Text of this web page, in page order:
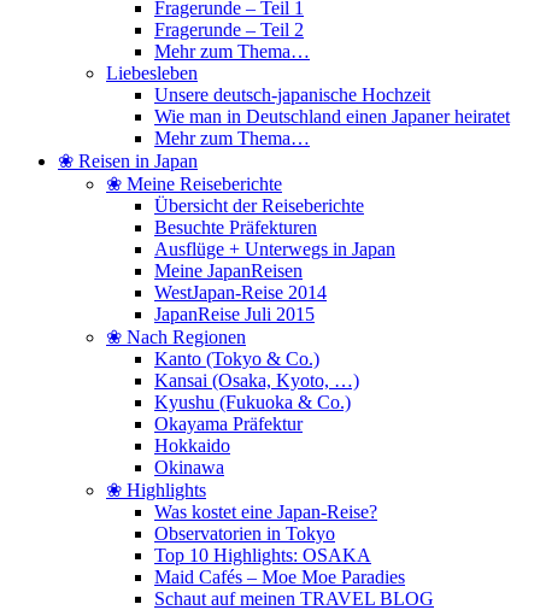
Fragerunde – Teil 1
Fragerunde – Teil 2
Mehr zum Thema…
Liebesleben
Unsere deutsch-japanische Hochzeit
Wie man in Deutschland einen Japaner heiratet
Mehr zum Thema…
❀ Reisen in Japan
❀ Meine Reiseberichte
Übersicht der Reiseberichte
Besuchte Präfekturen
Ausflüge + Unterwegs in Japan
Meine JapanReisen
WestJapan-Reise 2014
JapanReise Juli 2015
❀ Nach Regionen
Kanto (Tokyo & Co.)
Kansai (Osaka, Kyoto, …)
Kyushu (Fukuoka & Co.)
Okayama Präfektur
Hokkaido
Okinawa
❀ Highlights
Was kostet eine Japan-Reise?
Observatorien in Tokyo
Top 10 Highlights: OSAKA
Maid Cafés – Moe Moe Paradies
Schaut auf meinen TRAVEL BLOG